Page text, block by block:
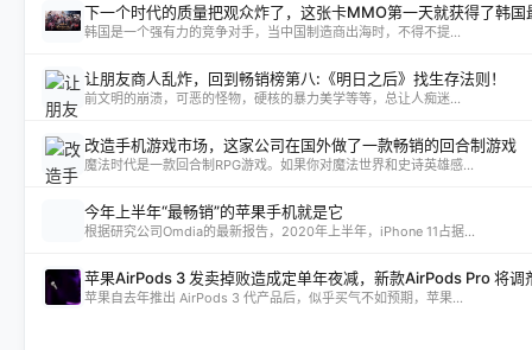
下一个时代的质量把观众炸了，这张卡MMO第一天就获得了韩国
韩国是一个强有力的竞争对手，当中国制造商出海时，不得不提...
让朋友商人乱炸，回到畅销榜第八:《明日之后》找生存法则！
前文明的崩溃，可恶的怪物，硬核的暴力美学等等，总让人痴迷...
改造手机游戏市场，这家公司在国外做了一款畅销的回合制游戏
魔法时代是一款回合制RPG游戏。如果你对魔法世界和史诗英雄感...
今年上半年“最畅销”的苹果手机就是它
根据研究公司Omdia的最新报告，2020年上半年，iPhone 11占据...
苹果AirPods 3 发卖掉败造成定单年夜减，新款AirPods Pro 将调
苹果自去年推出 AirPods 3 代产品后，似乎买气不如预期，苹果...